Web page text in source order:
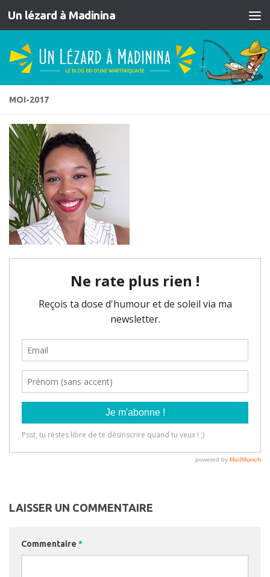
Skip to content
Un lézard à Madinina
MOI-2017
LAISSER UN COMMENTAIRE
Commentaire *